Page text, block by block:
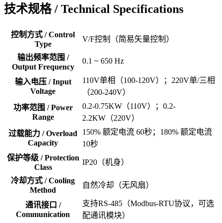
技术规格 / Technical Specifications
控制方式 / Control
Type
V/F控制（简易矢量控制）
输出频率范围 /
Output Frequency
0.1 ~ 650 Hz
输入电压 / Input
Voltage
110V单相（100-120V）；220V单/三相
（200-240V）
功率范围 / Power
Range
0.2-0.75KW（110V）；0.2-
2.2KW（220V）
过载能力 / Overload
Capacity
150% 额定电流 60秒；180% 额定电流
10秒
保护等级 / Protection
Class
IP20（机身）
冷却方式 / Cooling
Method
自然冷却（无风扇）
通讯接口 /
Communication
支持RS-485（Modbus-RTU协议，可选
配通讯模块）